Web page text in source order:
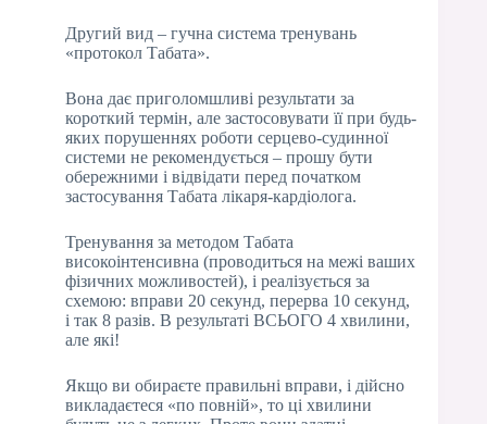
Другий вид – гучна система тренувань
«протокол Табата».
Вона дає приголомшливі результати за
короткий термін, але застосовувати її при будь-
яких порушеннях роботи серцево-судинної
системи не рекомендується – прошу бути
обережними і відвідати перед початком
застосування Табата лікаря-кардіолога.
Тренування за методом Табата
високоінтенсивна (проводиться на межі ваших
фізичних можливостей), і реалізується за
схемою: вправи 20 секунд, перерва 10 секунд,
і так 8 разів. В результаті ВСЬОГО 4 хвилини,
але які!
Якщо ви обираєте правильні вправи, і дійсно
викладаєтеся «по повній», то ці хвилини